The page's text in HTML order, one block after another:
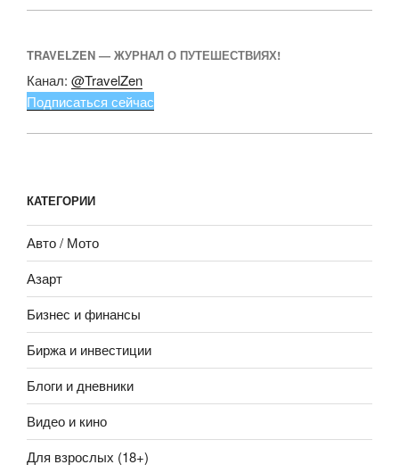
TRAVELZEN — ЖУРНАЛ О ПУТЕШЕСТВИЯХ!
Канал: @TravelZen
Подписаться сейчас
КАТЕГОРИИ
Авто / Мото
Азарт
Бизнес и финансы
Биржа и инвестиции
Блоги и дневники
Видео и кино
Для взрослых (18+)